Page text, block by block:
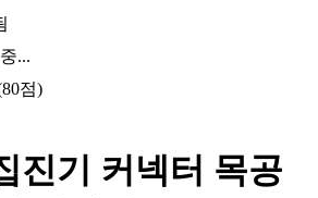
...
80점)
진기 커넥터 목공